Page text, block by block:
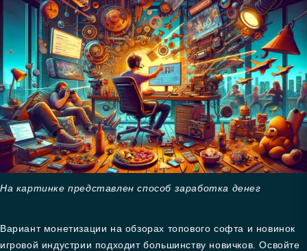
На картинке представлен способ заработка денег
Вариант монетизации на обзорах топового софта и новинок
игровой индустрии подходит большинству новичков. Освойте